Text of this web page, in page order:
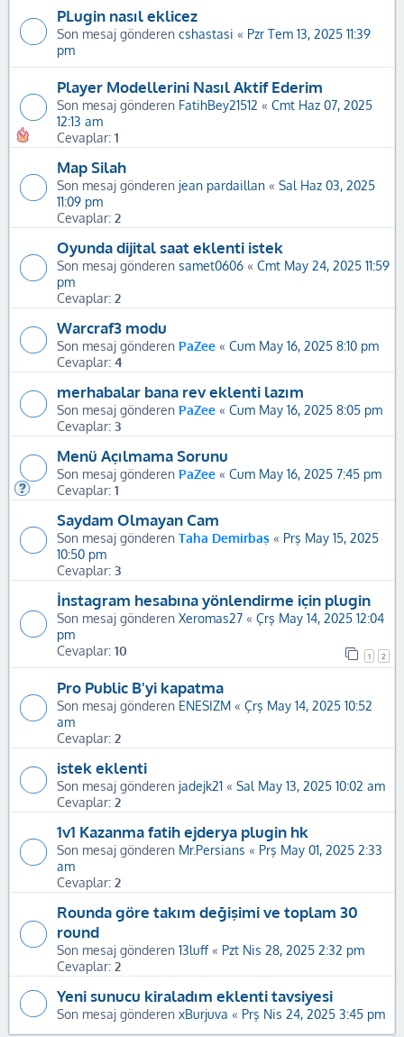
PLugin nasıl eklicez
Son mesaj gönderen cshastasi « Pzr Tem 13, 2025 11:39
pm
Player Modellerini Nasıl Aktif Ederim
Son mesaj gönderen FatihBey21512 « Cmt Haz 07, 2025
12:13 am
Cevaplar: 1
Map Silah
Son mesaj gönderen jean pardaillan « Sal Haz 03, 2025
11:09 pm
Cevaplar: 2
Oyunda dijital saat eklenti istek
Son mesaj gönderen samet0606 « Cmt May 24, 2025 11:59
pm
Cevaplar: 2
Warcraf3 modu
Son mesaj gönderen PaZee « Cum May 16, 2025 8:10 pm
Cevaplar: 4
merhabalar bana rev eklenti lazım
Son mesaj gönderen PaZee « Cum May 16, 2025 8:05 pm
Cevaplar: 3
Menü Açılmama Sorunu
Son mesaj gönderen PaZee « Cum May 16, 2025 7:45 pm
Cevaplar: 1
Saydam Olmayan Cam
Son mesaj gönderen Taha Demirbaş « Prş May 15, 2025
10:50 pm
Cevaplar: 3
İnstagram hesabına yönlendirme için plugin
Son mesaj gönderen Xeromas27 « Çrş May 14, 2025 12:04
pm
Cevaplar: 10 1 2
Pro Public B'yi kapatma
Son mesaj gönderen ENESIZM « Çrş May 14, 2025 10:52
am
Cevaplar: 2
istek eklenti
Son mesaj gönderen jadejk21 « Sal May 13, 2025 10:02 am
Cevaplar: 2
1v1 Kazanma fatih ejderya plugin hk
Son mesaj gönderen Mr.Persians « Prş May 01, 2025 2:33
am
Cevaplar: 2
Rounda göre takım değişimi ve toplam 30
round
Son mesaj gönderen 13luff« Pzt Nis 28, 2025 2:32 pm
Cevaplar: 2
Yeni sunucu kiraladım eklenti tavsiyesi
Son mesaj gönderen xBurjuva « Prş Nis 24, 2025 3:45 pm